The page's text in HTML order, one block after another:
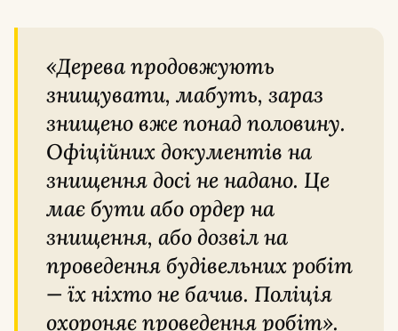
«Дерева продовжують
знищувати, мабуть, зараз
знищено вже понад половину.
Офіційних документів на
знищення досі не надано. Це
має бути або ордер на
знищення, або дозвіл на
проведення будівельних робіт
— їх ніхто не бачив. Поліція
охороняє проведення робіт».